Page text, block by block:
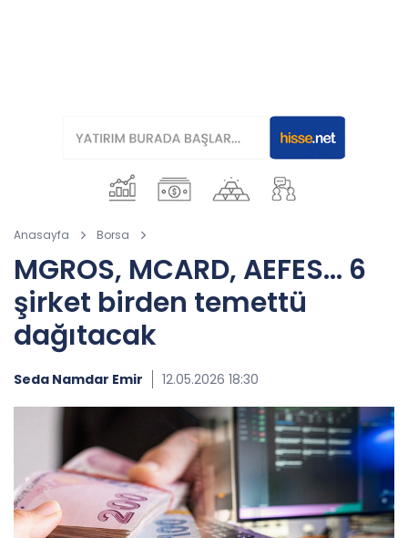
Anasayfa Borsa
MGROS, MCARD, AEFES… 6
şirket birden temettü
dağıtacak
Seda Namdar Emir 12.05.2026 18:30